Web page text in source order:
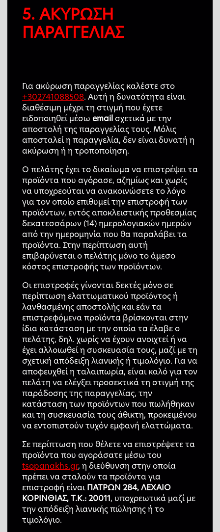
5. ΑΚΥΡΩΣΗ
ΠΑΡΑΓΓΕΛΙΑΣ
Για ακύρωση παραγγελίας καλέστε στο
+302741088508. Αυτή η δυνατότητα είναι
διαθέσιμη μέχρι τη στιγμή που έχετε
ειδοποιηθεί μέσω emailσχετικά με την
αποστολή της παραγγελίας τους. Μόλις
αποσταλεί η παραγγελία, δεν είναι δυνατή η
ακύρωση ή η τροποποίηση.
Ο πελάτης έχει το δικαίωμα να επιστρέψει τα
προϊόντα που αγόρασε, αζημίως και χωρίς
να υποχρεούται να ανακοινώσετε το λόγο
για τον οποίο επιθυμεί την επιστροφή των
προϊόντων, εντός αποκλειστικής προθεσμίας
δεκατεσσάρων (14) ημερολογιακών ημερών
από την ημερομηνία που θα παραλάβει τα
προϊόντα. Στην περίπτωση αυτή
επιβαρύνεται ο πελάτης μόνο το άμεσο
κόστος επιστροφής των προϊόντων.
Οι επιστροφές γίνονται δεκτές μόνο σε
περίπτωση ελαττωματικού προϊόντος ή
λανθασμένης αποστολής και εάν τα
επιστρεφόμενα προϊόντα βρίσκονται στην
ίδια κατάσταση με την οποία τα έλαβε ο
πελάτης, δηλ. χωρίς να έχουν ανοιχτεί ή να
έχει αλλοιωθεί η συσκευασία τους, μαζί με τη
σχετική απόδειξη λιανικής ή τιμολόγιο. Για να
αποφευχθεί η ταλαιπωρία, είναι καλό για τον
πελάτη να ελέγξει προσεκτικά τη στιγμή της
παράδοσης της παραγγελίας, την
κατάσταση των προϊόντων που πωλήθηκαν
και τη συσκευασία τους άθικτη, προκειμένου
να εντοπιστούν τυχόν εμφανή ελαττώματα.
Σε περίπτωση που θέλετε να επιστρέψετε τα
προϊόντα που αγοράσατε μέσω του
tsopanakhs.gr, η διεύθυνση στην οποία
πρέπει να σταλούν τα προϊόντα για
επιστροφή είναιΠΑΤΡΩΝ 284, ΛΕΧΑΙΟ
ΚΟΡΙΝΘΙΑΣ, Τ.Κ.: 20011, υποχρεωτικά μαζί με
την απόδειξη λιανικής πώλησης ή το
τιμολόγιο.